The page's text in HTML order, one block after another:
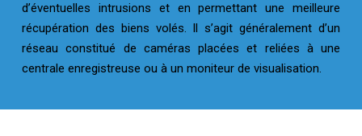
d’éventuelles intrusions et en permettant une meilleure
récupération des biens volés. Il s’agit généralement d’un
réseau constitué de caméras placées et reliées à une
centrale enregistreuse ou à un moniteur de visualisation.